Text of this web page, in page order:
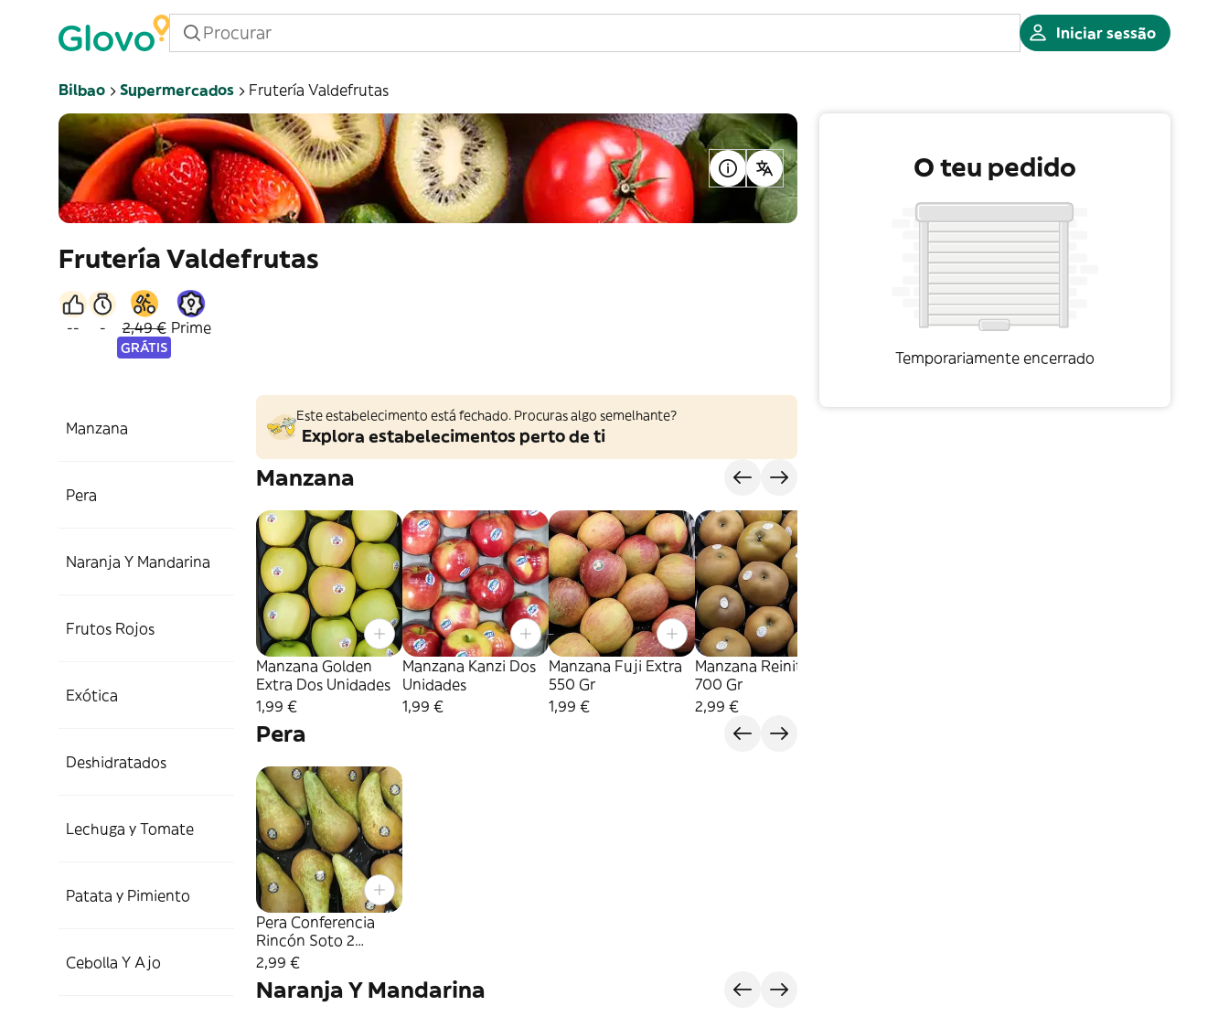
Iniciar sessão
Bilbao Supermercados Frutería Valdefrutas
Frutería Valdefrutas
-- - 2,49 €
GRÁTIS
Prime
Manzana
Pera
Naranja Y Mandarina
Frutos Rojos
Exótica
Deshidratados
Lechuga y Tomate
Patata y Pimiento
Cebolla Y Ajo
Este estabelecimento está fechado. Procuras algo semelhante?
Explora estabelecimentos perto de ti
Manzana
Manzana Golden
Extra Dos Unidades
1,99 €
Manzana Kanzi Dos
Unidades
1,99 €
Manzana Fuji Extra
550 Gr
1,99 €
Manzana Reinita Gris
700 Gr
2,99 €
Pera
Pera Conferencia
Rincón Soto 2
Unidades
2,99 €
Naranja Y Mandarina
O teu pedido
Temporariamente encerrado